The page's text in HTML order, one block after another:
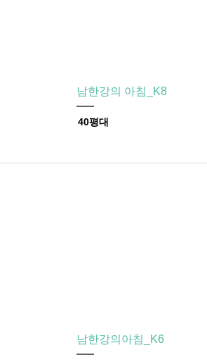
남한강의 아침_K8
40평대
남한강의아침_K6